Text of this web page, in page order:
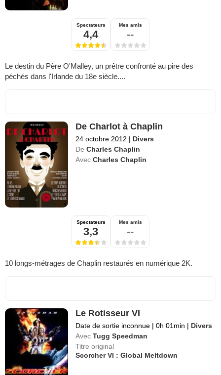
Spectateurs
4,4
Mes amis
--
Le destin du Père O'Malley, un prêtre confronté au pire des
péchés dans l'Irlande du 18e siècle....
De Charlot à Chaplin
24 octobre 2012 | Divers
De Charles Chaplin
Avec Charles Chaplin
Spectateurs
3,3
Mes amis
--
10 longs-métrages de Chaplin restaurés en numérique 2K.
Le Rotisseur VI
Date de sortie inconnue | 0h 01min | Divers
Avec Tugg Speedman
Titre original
Scorcher VI : Global Meltdown